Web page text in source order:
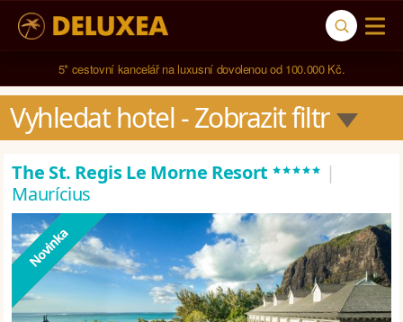
5* cestovní kancelář na luxusní dovolenou od 100.000 Kč.
Vyhledat hotel - Zobrazit filtr
The St. Regis Le Morne Resort ***** |
Maurícius